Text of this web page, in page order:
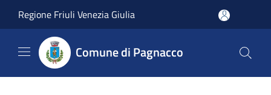
Regione Friuli Venezia Giulia
Comune di Pagnacco